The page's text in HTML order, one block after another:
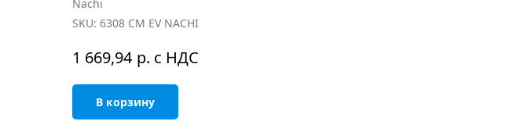
Nachi
SKU: 6308 CM EV NACHI
1 669,94 р. с НДС
В корзину